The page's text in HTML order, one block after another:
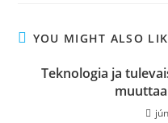
YOU MIGHT ALSO
Teknologia ja